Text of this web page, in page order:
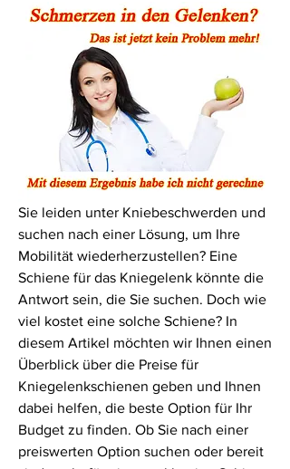
Sie leiden unter Kniebeschwerden und
suchen nach einer Lösung, um Ihre
Mobilität wiederherzustellen? Eine
Schiene für das Kniegelenk könnte die
Antwort sein, die Sie suchen. Doch wie
viel kostet eine solche Schiene? In
diesem Artikel möchten wir Ihnen einen
Überblick über die Preise für
Kniegelenkschienen geben und Ihnen
dabei helfen, die beste Option für Ihr
Budget zu finden. Ob Sie nach einer
preiswerten Option suchen oder bereit